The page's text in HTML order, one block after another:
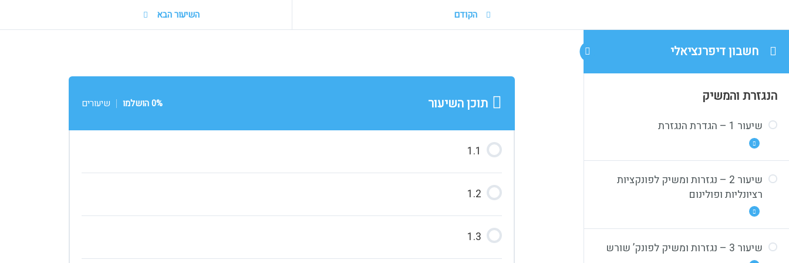
חשבון דיפרנציאלי
הנגזרת והמשיק
שיעור 1 – הגדרת הנגזרת
1.1 מבוא היסטורי
1.3 מבוא תאורטי חלק ב
1.4 סיכום
שיעור 2 – נגזרות ומשיק לפונקציות
רציונליות ופולינום
שיעור 3 – נגזרות ומשיק לפונק’ שורש
הקודם השיעור הבא
תוכן השיעור 0% הושלמו שיעורים
1.1
1.2
1.3